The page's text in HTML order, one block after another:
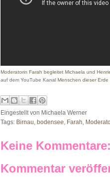
Moderatorin Farah begleitet Michaela und
auf dem YouTube Kanal Menschen dieser Erde
Eingestellt von Michaela Werner
Tags: Birnau bodensee Farah
Keine Kommentare:
Kommentar